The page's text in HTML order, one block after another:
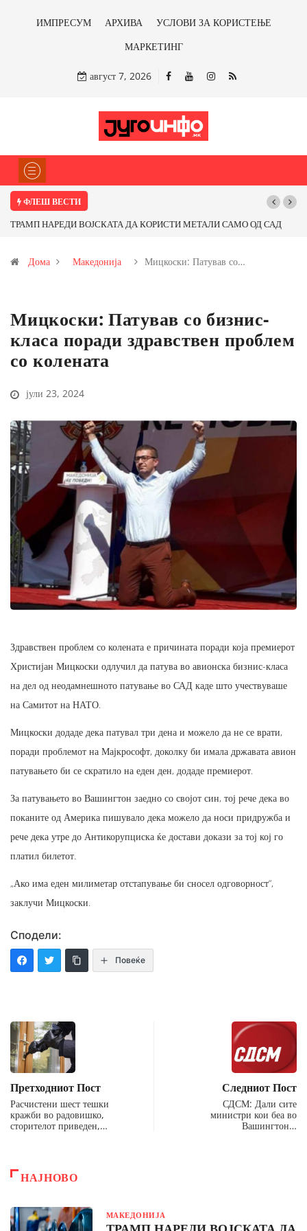
ИМПРЕСУМ АРХИВА
УСЛОВИ ЗА КОРИСТЕЊЕ
МАРКЕТИНГ
август 7, 2026
ФЛЕШ ВЕСТИ
НАРЕДИ ВОЈСКАТА ДА КОРИСТИ МЕТАЛИ САМО ОД САД
и со антимонот?
Дома Македонија Мицкоски: Патував со…
Мицкоски: Патував со бизнис-
класа поради здравствен проблем
со колената
јули 23, 2024
Здравствен проблем со колената е причината поради која премиерот
Христијан Мицкоски одлучил да патува во авионска бизнис-класа
на дел од неодамнешното патување во САД каде што учествуваше
на Самитот на НАТО.
Мицкоски додаде дека патувал три дена и можело да не се врати,
поради проблемот на Мајкрософт, доколку би имала државата авион
патувањето би се скратило на еден ден, додаде премиерот.
За патувањето во Вашингтон заедно со својот син, тој рече дека во
поканите од Америка пишувало дека можело да носи придружба и
рече дека утре до Антикорупциска ќе достави докази за тој кој го
платил билетот.
„Ако има еден милиметар отстапување би сносел одговорност“,
заклучи Мицкоски.
Сподели:
Повеќе
Претходниот Пост
Расчистени шест тешки
кражби во радовишко,
сторителот приведен,…
Следниот Пост
СДСМ: Дали сите
министри кои беа во
Вашингтон…
НАЈНОВО
МАКЕДОНИЈА